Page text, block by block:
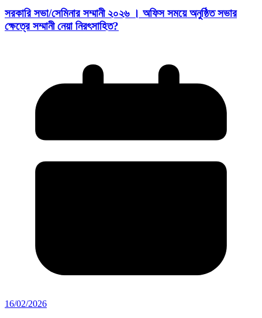
সরকারি সভা/সেমিনার সম্মানী ২০২৬ । অফিস সময়ে অনুষ্ঠিত সভার
ক্ষেত্রে সম্মানী নেয়া নিরৎসাহিত?
16/02/2026